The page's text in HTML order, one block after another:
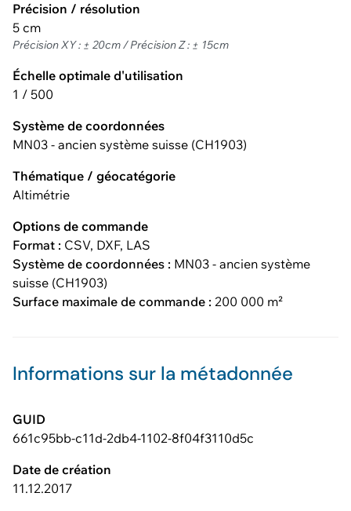
Précision / résolution
5 cm
Précision XY : ± 20cm / Précision Z : ± 15cm
Échelle optimale d'utilisation
1 / 500
Système de coordonnées
MN03 - ancien système suisse (CH1903)
Thématique / géocatégorie
Altimétrie
Options de commande
Format : CSV, DXF, LAS
Système de coordonnées : MN03 - ancien système
suisse (CH1903)
Surface maximale de commande : 200 000 m²
Informations sur la métadonnée
GUID
661c95bb-c11d-2db4-1102-8f04f3110d5c
Date de création
11.12.2017